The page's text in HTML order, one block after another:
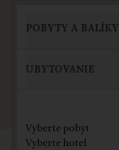
POBYTY A BALÍKY
UBYTOVANIE